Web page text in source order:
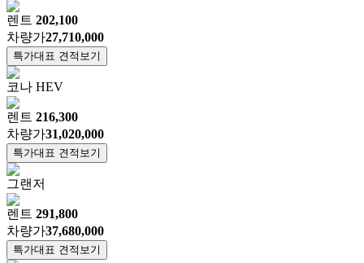
렌트 202,100
차량가27,710,000
특가대표 견적보기
코나 HEV
렌트 216,300
차량가31,020,000
특가대표 견적보기
그랜저
렌트 291,800
차량가37,680,000
특가대표 견적보기